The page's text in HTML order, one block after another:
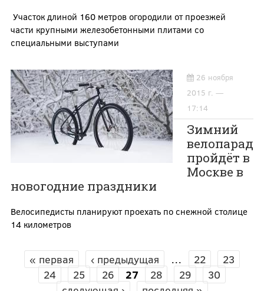
Участок длиной 160 метров огородили от проезжей
части крупными железобетонными плитами со
специальными выступами
26 ноября
2015 г. —
17:14
Зимний
велопарад
пройдёт в
Москве в
новогодние праздники
Велосипедисты планируют проехать по снежной столице
14 километров
СТРАНИЦЫ
« первая ‹ предыдущая … 22
23
24
25 26 27 28 29
30